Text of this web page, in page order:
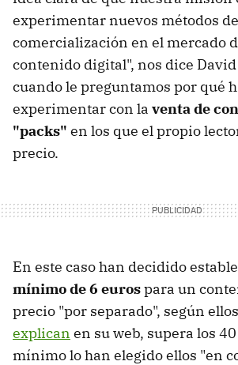
experimentar nuevos métodos de
comercialización en el mercado
contenido digital", nos dice
cuando le preguntamos por qué
experimentar con la venta de
"packs" en los que el propio
precio.
En este caso han decidido
mínimo de 6 eurospara un
precio "por separado", según
explican en su web, supera los
mínimo lo han elegido ellos "en